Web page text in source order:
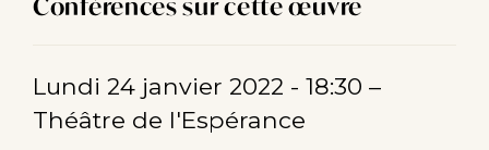
Conférences sur cette œuvre
Lundi 24 janvier 2022 - 18:30 –
Théâtre de l'Espérance